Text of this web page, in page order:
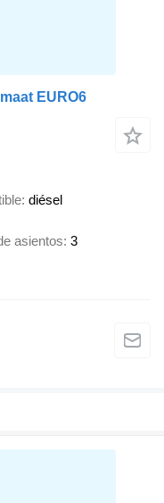
EURO6
diésel
asientos 3